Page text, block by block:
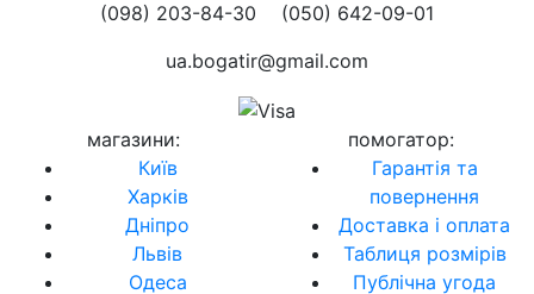
(098) 203-84-30
(050) 642-09-01
ua.bogatir@gmail.com
магазини:
Київ
Харків
Дніпро
Львів
Одеса
помогатор:
Гарантія та
повернення
Доставка і оплата
Таблиця розмірів
Публічна угода